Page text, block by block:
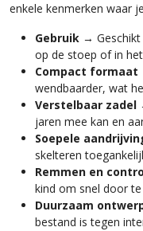
enkele kenmerken waar
Gebruik → Geschikt
op de stoep of in
Compact formaat
wendbaarder, wat
Verstelbaar zadel
jaren mee kan en
Soepele
skelteren
Remmen en
kind om snel door
Duurzaam
bestand is tegen